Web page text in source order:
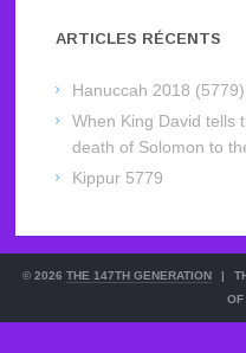
ARTICLES RÉCENTS
Hanuccah 2018 (5779)
When King David tells
death of Solomon to
Kippur 5779
© 2026 THE 147TH GENERATION |
OF